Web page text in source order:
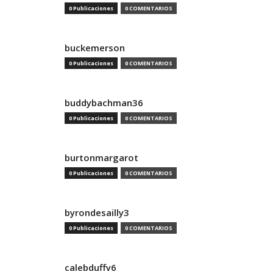
0 Publicaciones 0 COMENTARIOS
buckemerson
0 Publicaciones 0 COMENTARIOS
buddybachman36
0 Publicaciones 0 COMENTARIOS
burtonmargarot
0 Publicaciones 0 COMENTARIOS
byrondesailly3
0 Publicaciones 0 COMENTARIOS
calebduffy6